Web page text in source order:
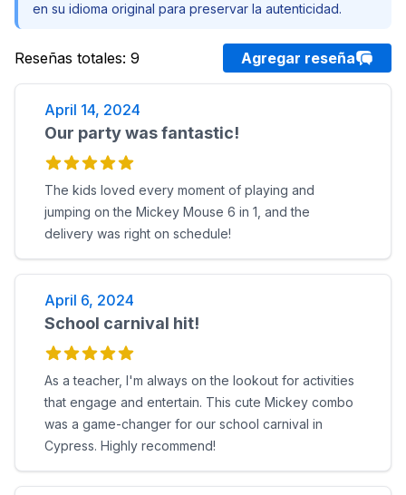
en su idioma original para preservar la autenticidad.
Reseñas totales: 9 Agregar reseña
April 14, 2024
Our party was fantastic!
The kids loved every moment of playing and
jumping on the Mickey Mouse 6 in 1, and the
delivery was right on schedule!
April 6, 2024
School carnival hit!
As a teacher, I'm always on the lookout for activities
that engage and entertain. This cute Mickey combo
was a game-changer for our school carnival in
Cypress. Highly recommend!